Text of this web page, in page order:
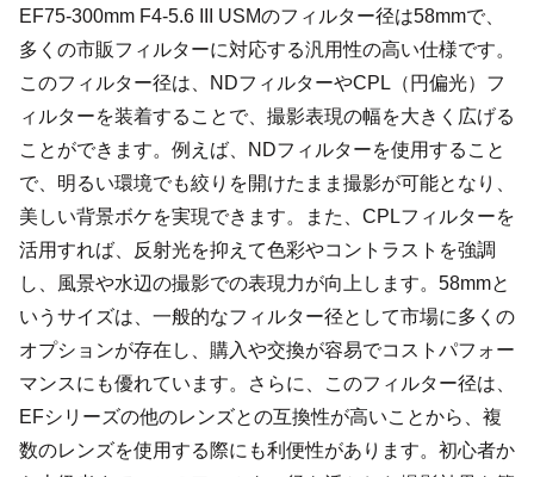
EF75-300mm F4-5.6 III USMのフィルター径は58mmで、
多くの市販フィルターに対応する汎用性の高い仕様です。
このフィルター径は、NDフィルターやCPL（円偏光）フ
ィルターを装着することで、撮影表現の幅を大きく広げる
ことができます。例えば、NDフィルターを使用すること
で、明るい環境でも絞りを開けたまま撮影が可能となり、
美しい背景ボケを実現できます。また、CPLフィルターを
活用すれば、反射光を抑えて色彩やコントラストを強調
し、風景や水辺の撮影での表現力が向上します。58mmと
いうサイズは、一般的なフィルター径として市場に多くの
オプションが存在し、購入や交換が容易でコストパフォー
マンスにも優れています。さらに、このフィルター径は、
EFシリーズの他のレンズとの互換性が高いことから、複
数のレンズを使用する際にも利便性があります。初心者か